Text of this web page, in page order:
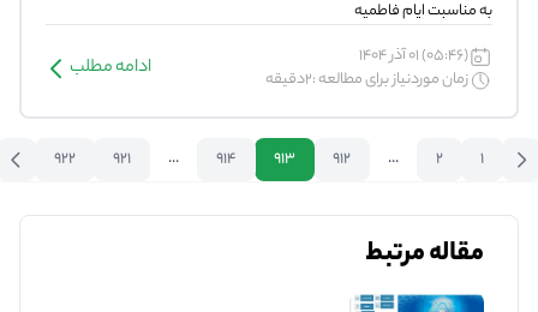
به مناسبت ایام فاطمیه
(05:46) 01 آذر 1404
زمان موردنیاز برای مطالعه :2دقیقه
ادامه مطلب
1
2
...
912
913
914
...
921
922
مقاله مرتبط